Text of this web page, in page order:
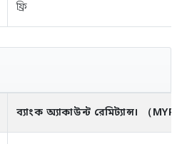
ফ্রি
ব্যাংক অ্যাকাউন্ট রেমিট্যান্স। （MYR